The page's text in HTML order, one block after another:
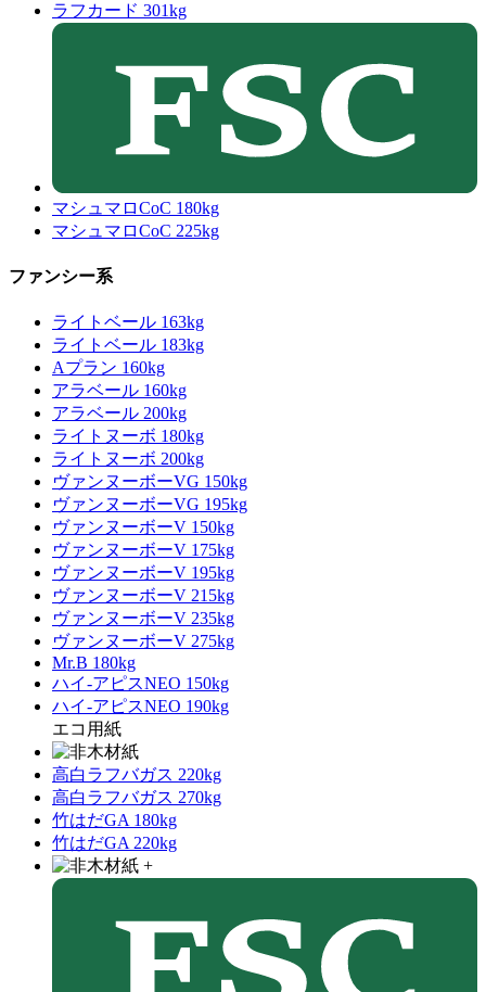
ラフカード 301kg
マシュマロCoC 180kg
マシュマロCoC 225kg
ファンシー系
ライトベール 163kg
ライトベール 183kg
Aプラン 160kg
アラベール 160kg
アラベール 200kg
ライトヌーボ 180kg
ライトヌーボ 200kg
ヴァンヌーボーVG 150kg
ヴァンヌーボーVG 195kg
ヴァンヌーボーV 150kg
ヴァンヌーボーV 175kg
ヴァンヌーボーV 195kg
ヴァンヌーボーV 215kg
ヴァンヌーボーV 235kg
ヴァンヌーボーV 275kg
Mr.B 180kg
ハイ-アピスNEO 150kg
ハイ-アピスNEO 190kg
エコ用紙
高白ラフバガス 220kg
高白ラフバガス 270kg
竹はだGA 180kg
竹はだGA 220kg
+